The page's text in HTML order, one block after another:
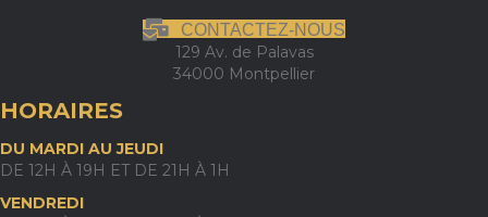
CONTACTEZ-NOUS
129 Av. de Palavas
34000 Montpellier
HORAIRES
DU MARDI AU JEUDI
DE 12H À 19H ET DE 21H À 1H
VENDREDI